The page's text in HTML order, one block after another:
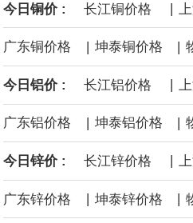
涨2.64%，镍连续跌2.62%
沙特下调了对亚洲的主要原
缓解霍尔木兹海峡航运压力
危及了经由红海向东运输原
格。
今日铜价 : 长江铜价格 |
广东铜价格 | 坤泰铜价格 |
今日铝价 : 长江铝价格
广东铝价格 | 坤泰铝价格 |
今日锌价 : 长江锌价格
广东锌价格 | 坤泰锌价格 |